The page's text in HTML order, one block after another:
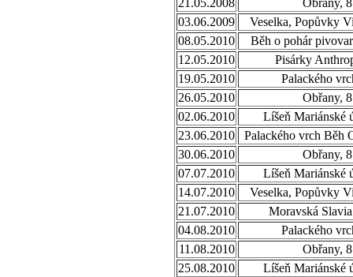
21.05.2008
Obřany,
03.06.2009
Veselka, Popůvky
08.05.2010
Běh o pohár
12.05.2010
Pisárky
19.05.2010
Palackého
26.05.2010
Obřany,
02.06.2010
Líšeň Mariánské
23.06.2010
Palackého vrch Běh
30.06.2010
Obřany,
07.07.2010
Líšeň Mariánské
14.07.2010
Veselka, Popůvky
21.07.2010
Moravská
04.08.2010
Palackého
11.08.2010
Obřany,
25.08.2010
Líšeň Mariánské